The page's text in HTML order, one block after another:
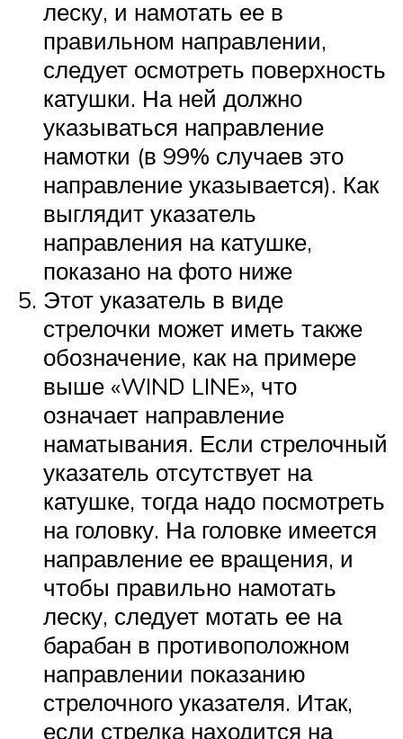
леску, и намотать ее в
правильном направлении,
следует осмотреть поверхность
катушки. На ней должно
указываться направление
намотки (в 99% случаев это
направление указывается). Как
выглядит указатель
направления на катушке,
показано на фото ниже
Этот указатель в виде
стрелочки может иметь также
обозначение, как на примере
выше «WIND LINE», что
означает направление
наматывания. Если стрелочный
указатель отсутствует на
катушке, тогда надо посмотреть
на головку. На головке имеется
направление ее вращения, и
чтобы правильно намотать
леску, следует мотать ее на
барабан в противоположном
направлении показанию
стрелочного указателя. Итак,
если стрелка находится на